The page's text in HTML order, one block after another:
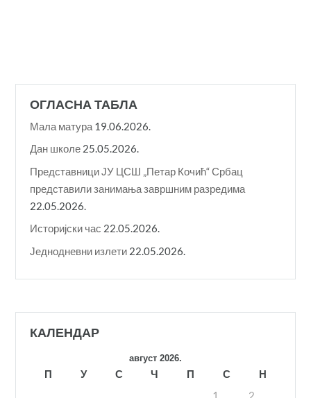
ОГЛАСНА ТАБЛА
Мала матура 19.06.2026.
Дан школе 25.05.2026.
Представници ЈУ ЦСШ „Петар Кочић“ Србац
представили занимања завршним разредима
22.05.2026.
Историјски час 22.05.2026.
Једнодневни излети 22.05.2026.
КАЛЕНДАР
август 2026.
П У С Ч П С
Н
1
2